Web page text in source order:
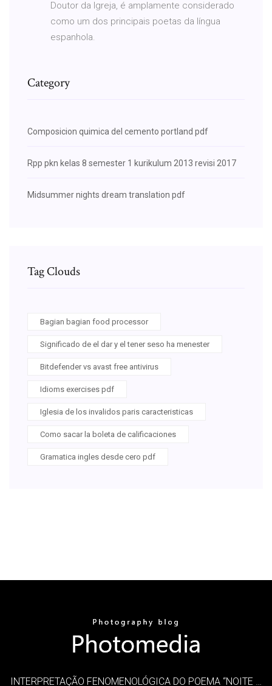
Doutor da Igreja, é amplamente considerado
como um dos principais poetas da língua
espanhola.
Category
Composicion quimica del cemento portland pdf
Rpp pkn kelas 8 semester 1 kurikulum 2013 revisi 2017
Midsummer nights dream translation pdf
Tag Clouds
Bagian bagian food processor
Significado de el dar y el tener seso ha menester
Bitdefender vs avast free antivirus
Idioms exercises pdf
Iglesia de los invalidos paris caracteristicas
Como sacar la boleta de calificaciones
Gramatica ingles desde cero pdf
INTERPRETAÇÃO FENOMENOLÓGICA DO POEMA “NOITE …